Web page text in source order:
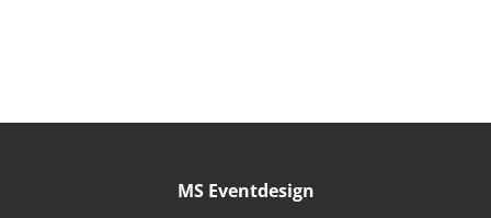
MS Eventdesign